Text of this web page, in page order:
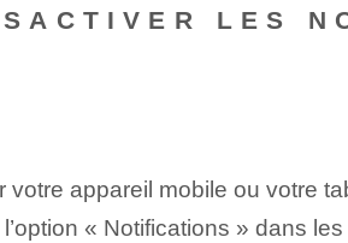
LES
appareil mobile ou votre
« Notifications » dans